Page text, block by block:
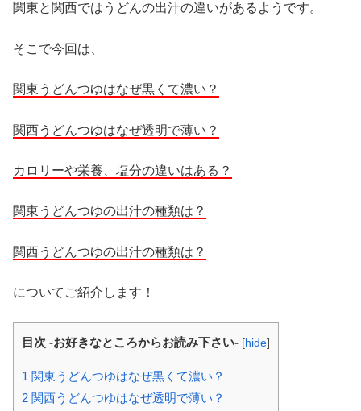
関東と関西ではうどんの出汁の違いがあるようです。
そこで今回は、
関東うどんつゆはなぜ黒くて濃い？
関西うどんつゆはなぜ透明で薄い？
カロリーや栄養、塩分の違いはある？
関東うどんつゆの出汁の種類は？
関西うどんつゆの出汁の種類は？
についてご紹介します！
目次 -お好きなところからお読み下さい- [hide]
1 関東うどんつゆはなぜ黒くて濃い？
2 関西うどんつゆはなぜ透明で薄い？